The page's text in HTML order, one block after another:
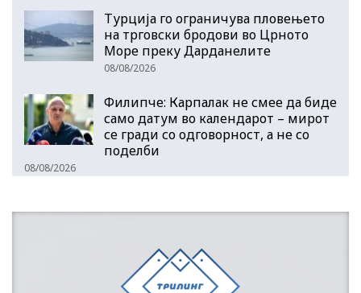
Турција го ограничува пловењето
на трговски бродови во Црното
Море преку Дарданелите
08/08/2026
Филипче: Карпалак не смее да биде
само датум во календарот – мирот
се гради со одговорност, а не со
поделби
08/08/2026